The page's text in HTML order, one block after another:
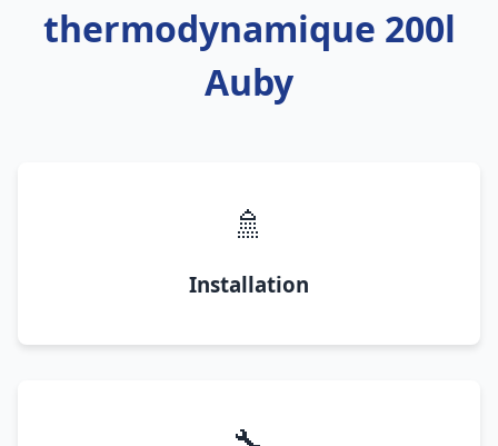
thermodynamique 200l
Auby
🚿
Installation